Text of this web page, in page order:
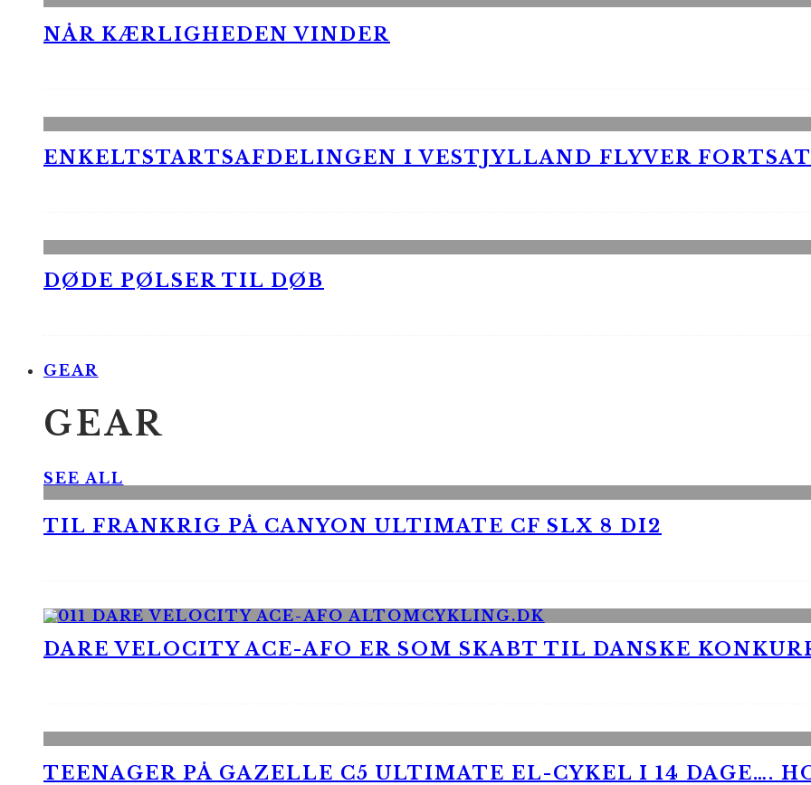
NÅR KÆRLIGHEDEN VINDER
ENKELTSTARTSAFDELINGEN I VESTJYLLAND FLYVER
DØDE PØLSER TIL DØB
GEAR
GEAR
SEE ALL
TIL FRANKRIG PÅ CANYON ULTIMATE CF SLX 8 DI2
DARE VELOCITY ACE-AFO ER SOM SKABT TIL DANSKE
TEENAGER PÅ GAZELLE C5 ULTIMATE EL-CYKEL I 14 DAGE….